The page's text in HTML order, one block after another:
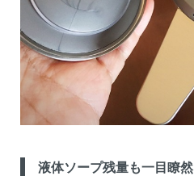
液体ソープ残量も一目瞭然